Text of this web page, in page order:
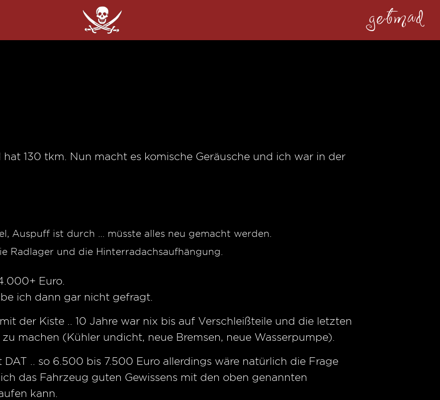
getmad
hat 130 tkm. Nun macht es komische Geräusche und ich war in der
Auspuff ist durch … müsste alles neu gemacht werden.
Radlager und die Hinterradachsaufhängung.
Euro.
ich dann gar nicht gefragt.
der Kiste .. 10 Jahre war nix bis auf Verschleißteile und die letzten
machen (Kühler undicht, neue Bremsen, neue Wasserpumpe).
.. so 6.500 bis 7.500 Euro allerdings wäre natürlich die Frage
das Fahrzeug guten Gewissens mit den oben genannten
kann.